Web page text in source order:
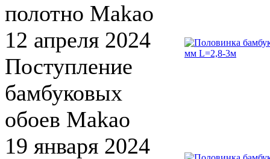
полотно Makao
12 апреля 2024
Поступление
бамбуковых
обоев Makao
19 января 2024